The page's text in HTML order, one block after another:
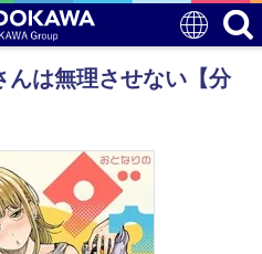
んは無理させない【分